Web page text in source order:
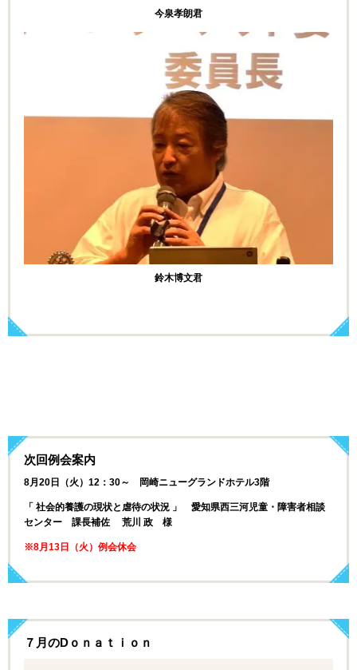
今泉孝朗君
鈴木博文君
次回例会案内
8月20日（火）12：30～ 岡崎ニューグランドホテル3階
「 社会的養護の現状と虐待の状況 」 愛知県西三河児童・障害者相談
センター 課長補佐 荒川 政 様
※8月13日（火）例会休会
７月のDｏｎａｔｉｏｎ